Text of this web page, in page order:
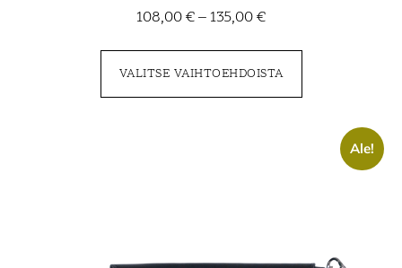
108,00€– 135,00€
VALITSE VAIHTOEHDOISTA
Ale!